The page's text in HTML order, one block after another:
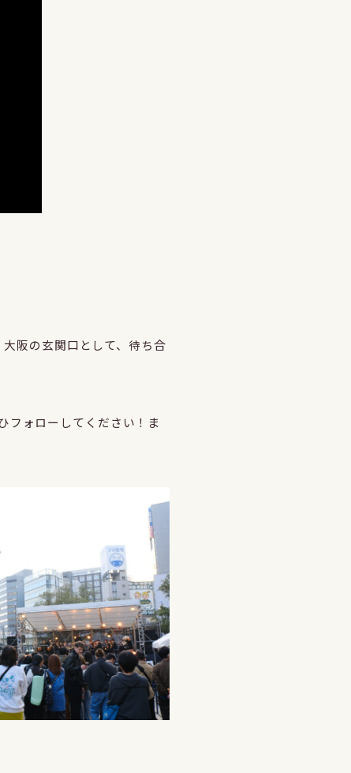
阪の玄関口として、待ち合
フォローしてください！ま